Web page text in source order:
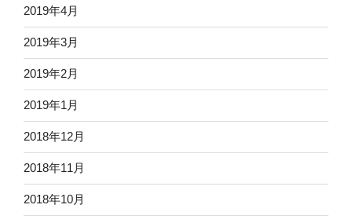
2019年4月
2019年3月
2019年2月
2019年1月
2018年12月
2018年11月
2018年10月